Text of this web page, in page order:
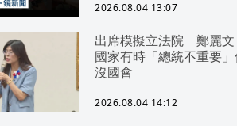
2026.08.04 13:07
出席模擬立法院 鄭麗文
國家有時「總統不重要
沒國會
2026.08.04 14:12